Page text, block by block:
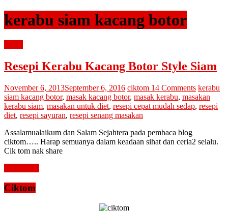
kerabu siam kacang botor
Resepi Kerabu Kacang Botor Style Siam
November 6, 2013September 6, 2016 ciktom 14 Comments kerabu
siam kacang botor, masak kacang botor, masak kerabu, masakan
kerabu siam, masakan untuk diet, resepi cepat mudah sedap, resepi
diet, resepi sayuran, resepi senang masakan
Assalamualaikum dan Salam Sejahtera pada pembaca blog
ciktom….. Harap semuanya dalam keadaan sihat dan ceria2 selalu.
Cik tom nak share
Ciktom